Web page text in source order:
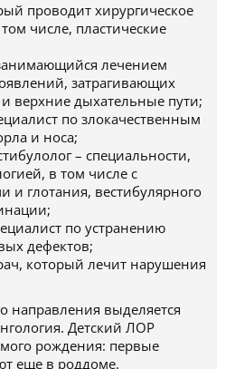
проводит хирургическое
числе, пластические
лечением
затрагивающих
верхние дыхательные пути;
по злокачественным
и носа;
– специальности,
в том числе с
и глотания, вестибулярного
по устранению
дефектов;
который лечит нарушения
направления выделяется
Детский ЛОР
рождения: первые
еще в роддоме.